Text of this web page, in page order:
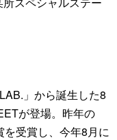
」から誕生した8
が登場。昨年の
を受賞し、今年8月に